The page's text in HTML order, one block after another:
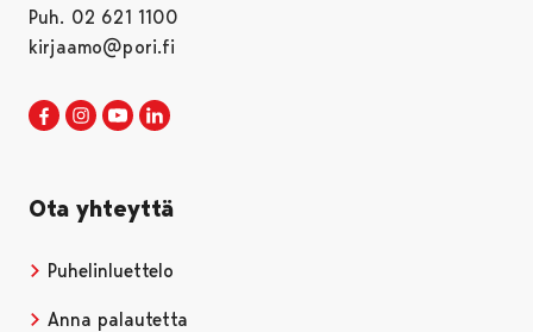
Puh. 02 621 1100
kirjaamo@pori.fi
Porin kaupunki Facebookissa
Avautuu uudessa välilehdessä
Porin kaupunki Instagramissa
Avautuu uudessa välilehdessä
Porin kaupunki Youtubessa
Avautuu uudessa välilehdessä
Ota yhteyttä
Puhelinluettelo
Anna palautetta